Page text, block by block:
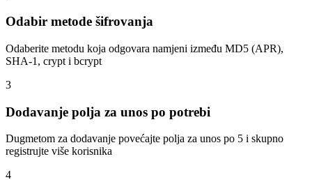
Odabir metode šifrovanja
Odaberite metodu koja odgovara namjeni između MD5 (APR),
SHA-1, crypt i bcrypt
3
Dodavanje polja za unos po potrebi
Dugmetom za dodavanje povećajte polja za unos po 5 i skupno
registrujte više korisnika
4